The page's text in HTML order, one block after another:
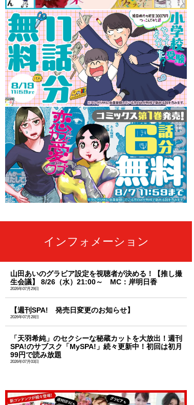
インフォメーション
山田あいのグラビア設定を視聴者が決める！【推し撮
生会議】 8/26（水）21:00～ MC：岸明日香
2026年07月29日
【週刊SPA! 発売日変更のお知らせ】
2026年07月28日
「天羽希純」のセクシーな秘蔵カットを大放出！週刊
SPA!のサブスク「MySPA!」続々更新中！初回は初月
99円で読み放題
2026年07月03日